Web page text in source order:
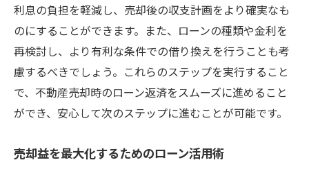
利息の負担を軽減し、売却後の収支計画をより確実なも
のにすることができます。また、ローンの種類や金利を
再検討し、より有利な条件での借り換えを行うことも考
慮するべきでしょう。これらのステップを実行すること
で、不動産売却時のローン返済をスムーズに進めること
ができ、安心して次のステップに進むことが可能です。
売却益を最大化するためのローン活用術